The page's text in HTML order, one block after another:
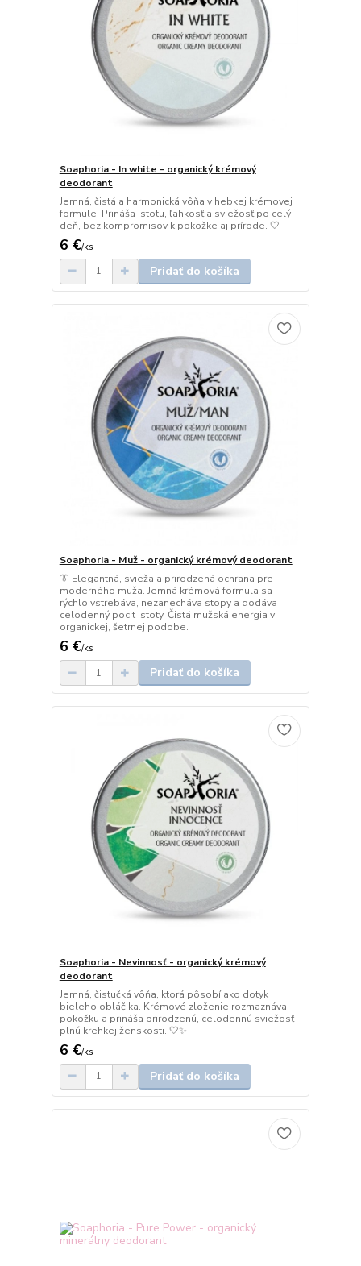
Soaphoria - In white - organický krémový
deodorant
Jemná, čistá a harmonická vôňa v hebkej krémovej
formule. Prináša istotu, ľahkosť a sviežosť po celý
deň, bez kompromisov k pokožke aj prírode. 🤍
6 €/ks
Pridať do košíka
Soaphoria - Muž - organický krémový deodorant
👔 Elegantná, svieža a prirodzená ochrana pre
moderného muža. Jemná krémová formula sa
rýchlo vstrebáva, nezanecháva stopy a dodáva
celodenný pocit istoty. Čistá mužská energia v
organickej, šetrnej podobe.
6 €/ks
Pridať do košíka
Soaphoria - Nevinnosť - organický krémový
deodorant
Jemná, čistučká vôňa, ktorá pôsobí ako dotyk
bieleho obláčika. Krémové zloženie rozmaznáva
pokožku a prináša prirodzenú, celodennú sviežosť
plnú krehkej ženskosti. 🤍✨
6 €/ks
Pridať do košíka